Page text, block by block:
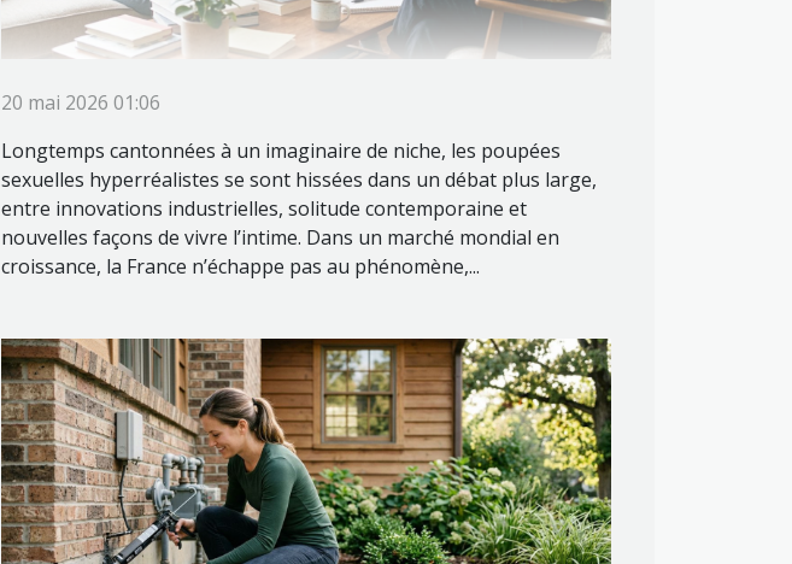
20 mai 2026 01:06
Longtemps cantonnées à un imaginaire de niche, les poupées
sexuelles hyperréalistes se sont hissées dans un débat plus large,
entre innovations industrielles, solitude contemporaine et
nouvelles façons de vivre l’intime. Dans un marché mondial en
croissance, la France n’échappe pas au phénomène,...